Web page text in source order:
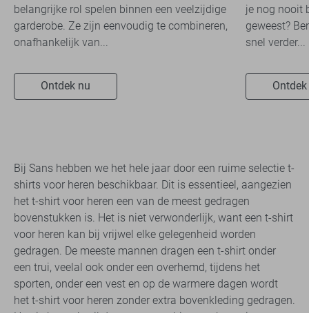
belangrijke rol spelen binnen een veelzijdige
garderobe. Ze zijn eenvoudig te combineren,
onafhankelijk van...
Ontdek nu
je nog nooit
geweest?
snel verder...
Bij Sans hebben we het hele jaar door een ruime selectie t-
shirts voor heren beschikbaar. Dit is essentieel, aangezien
het t-shirt voor heren een van de meest gedragen
bovenstukken is. Het is niet verwonderlijk, want een t-shirt
voor heren kan bij vrijwel elke gelegenheid worden
gedragen. De meeste mannen dragen een t-shirt onder
een trui, veelal ook onder een overhemd, tijdens het
sporten, onder een vest en op de warmere dagen wordt
het t-shirt voor heren zonder extra bovenkleding gedragen.